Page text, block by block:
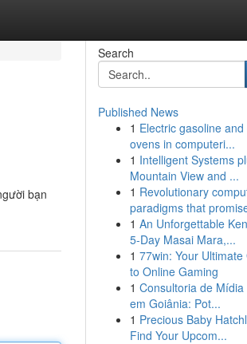
bạn
Search
Published News
1 Electric gasoline and
ovens in computeri...
1 Intelligent Systems
Mountain View and ...
1 Revolutionary
paradigms that
1 An Unforgettable
5-Day Masai Mara,...
1 77win: Your Ultimate
to Online Gaming
1 Consultoria de Mídia
em Goiânia: Pot...
1 Precious Baby
Find Your Upcom...